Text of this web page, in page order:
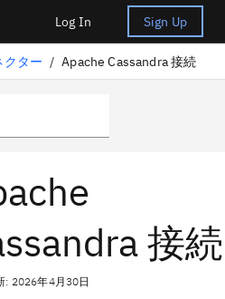
Log In Sign Up
クター / Apache Cassandra 接続
接続
: 2026年4月30日